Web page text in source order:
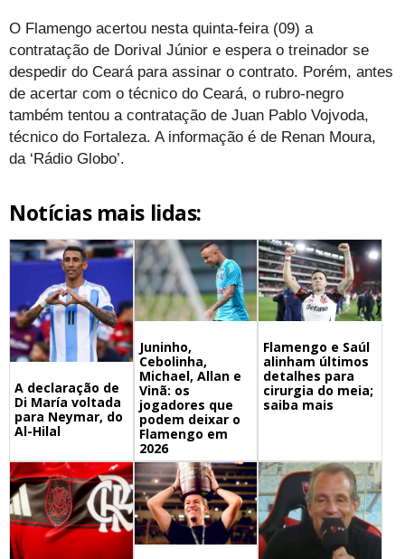
O Flamengo acertou nesta quinta-feira (09) a
contratação de Dorival Júnior e espera o treinador se
despedir do Ceará para assinar o contrato. Porém, antes
de acertar com o técnico do Ceará, o rubro-negro
também tentou a contratação de Juan Pablo Vojvoda,
técnico do Fortaleza. A informação é de Renan Moura,
da ‘Rádio Globo’.
Notícias mais lidas:
A declaração de
Di María voltada
para Neymar, do
Al-Hilal
Juninho,
Cebolinha,
Michael, Allan e
Vinã: os
jogadores que
podem deixar o
Flamengo em
2026
Flamengo e Saúl
alinham últimos
detalhes para
cirurgia do meia;
saiba mais